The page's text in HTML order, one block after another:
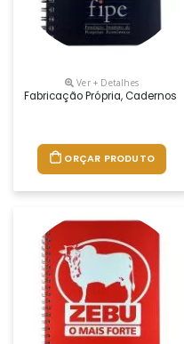
Ver + Detalhes
Fabricação Própria, Cadernos
ORÇAR PRODUTO